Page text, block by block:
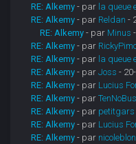
RE: Alkemy - par la queue
RE: Alkemy - par Reldan -
RE: Alkemy - par Minus
RE: Alkemy - par
RE: Alkemy - par la queue
RE: Alkemy - parJoss -
RE: Alkemy - par Lucius
RE: Alkemy - par
RE: Alkemy - par petitgars
RE: Alkemy - par Lucius
RE: Alkemy - par